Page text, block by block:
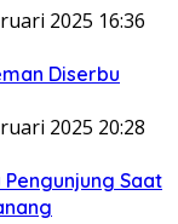
2025 16:36
Diserbu
2025 20:28
Saat